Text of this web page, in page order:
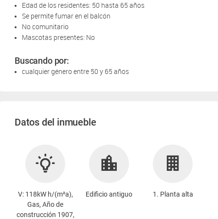
Edad de los residentes: 50 hasta 65 años
Se permite fumar en el balcón
No comunitario
Mascotas presentes: No
Buscando por:
cualquier género entre 50 y 65 años
Datos del inmueble
V: 118kW h/(m²a),
Gas, Año de
construcción 1907,
Edificio antiguo 1. Planta alta